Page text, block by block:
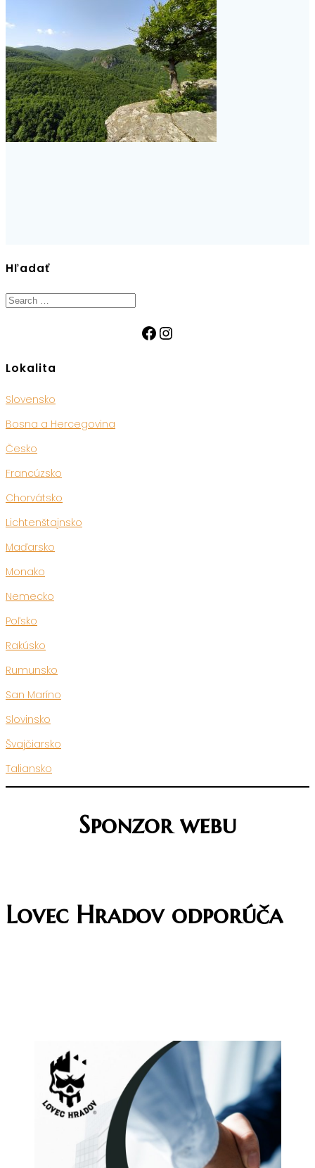
Hľadať
Search
Facebook
Instagram
Lokalita
Slovensko
Bosna a Hercegovina
Česko
Francúzsko
Chorvátsko
Lichtenštajnsko
Maďarsko
Monako
Nemecko
Poľsko
Rakúsko
Rumunsko
San Maríno
Slovinsko
Švajčiarsko
Taliansko
Sponzor webu
Lovec Hradov odporúča